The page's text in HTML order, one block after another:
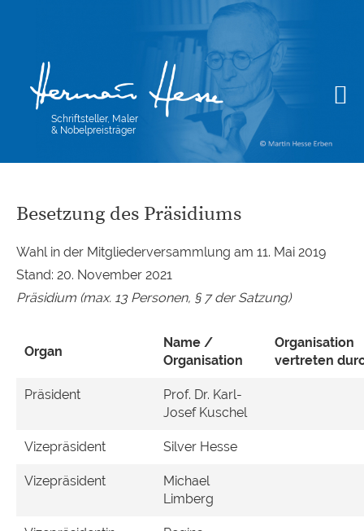
Schriftsteller, Maler
& Nobelpreisträger
Besetzung des Präsidiums
Wahl in der Mitgliederversammlung am 11. Mai 2019
Stand: 20. November 2021
Präsidium (max. 13 Personen, § 7 der Satzung)
Organ
Name /
Organisation
Organisation
vertreten
Präsident
Prof. Dr. Karl-
Josef Kuschel
Vizepräsident Silver Hesse
Vizepräsident
Michael
Limberg